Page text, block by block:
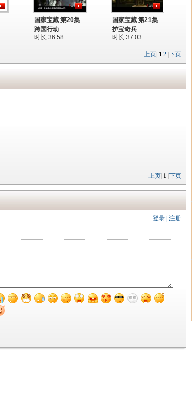
国家宝藏 第20集
跨国行动
时长:36:58
国家宝藏 第21集
护宝奇兵
时长:37:03
上页 1 2 下页
上页 1 下页
登录 注册